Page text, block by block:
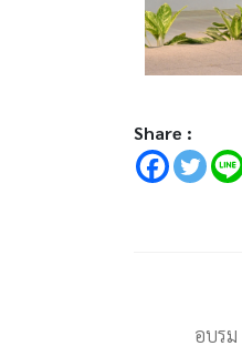
Share :
อบรม